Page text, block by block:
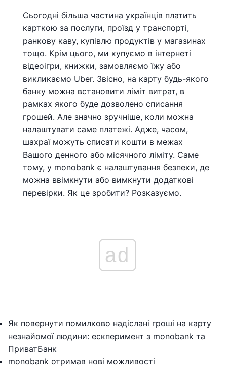
Сьогодні більша частина українців платить
карткою за послуги, проїзд у транспорті,
ранкову каву, купівлю продуктів у магазинах
тощо. Крім цього, ми купуємо в інтернеті
відеоігри, книжки, замовляємо їжу або
викликаємо Uber. Звісно, на карту будь-якого
банку можна встановити ліміт витрат, в
рамках якого буде дозволено списання
грошей. Але значно зручніше, коли можна
налаштувати саме платежі. Адже, часом,
шахраї можуть списати кошти в межах
Вашого денного або місячного ліміту. Саме
тому, у monobank є налаштування безпеки, де
можна ввімкнути або вимкнути додаткові
перевірки. Як це зробити? Розказуємо.
ad
Як повернути помилково надіслані гроші на карту
незнайомої людини: ескперимент з monobank та
ПриватБанк
monobank отримав нові можливості